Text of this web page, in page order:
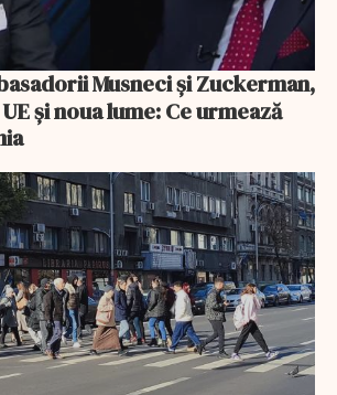
și noua lume: Ce urmează